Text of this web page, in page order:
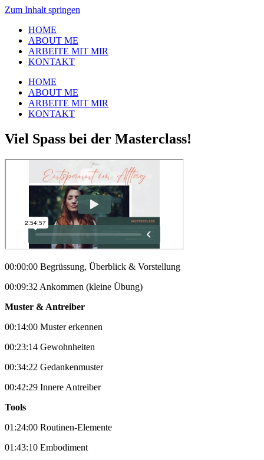
Zum Inhalt springen
HOME
ABOUT ME
ARBEITE MIT MIR
KONTAKT
HOME
ABOUT ME
ARBEITE MIT MIR
KONTAKT
Viel Spass bei der Masterclass!
00:00:00 Begrüssung, Überblick & Vorstellung
00:09:32 Ankommen (kleine Übung)
Muster & Antreiber
00:14:00 Muster erkennen
00:23:14 Gewohnheiten
00:34:22 Gedankenmuster
00:42:29 Innere Antreiber
Tools
01:24:00 Routinen-Elemente
01:43:10 Embodiment